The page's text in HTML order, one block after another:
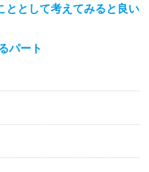
ととして考えてみると良い
パート